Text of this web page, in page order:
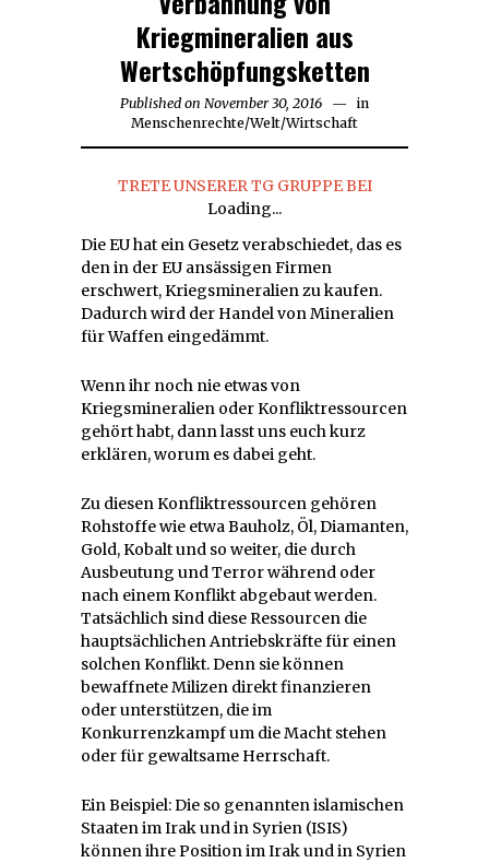
Kriegmineralien aus
Wertschöpfungsketten
Published on November 30, 2016 November
30,
2016
in
Menschenrechte/Welt/Wirtschaft
TRETE UNSERER TG GRUPPE BEI
Loading...
Die EU hat ein Gesetz verabschiedet, das es
den in der EU ansässigen Firmen
erschwert, Kriegsmineralien zu kaufen.
Dadurch wird der Handel von Mineralien
für Waffen eingedämmt.
Wenn ihr noch nie etwas von
Kriegsmineralien oder Konfliktressourcen
gehört habt, dann lasst uns euch kurz
erklären, worum es dabei geht.
Zu diesen Konfliktressourcen gehören
Rohstoffe wie etwa Bauholz, Öl, Diamanten,
Gold, Kobalt und so weiter, die durch
Ausbeutung und Terror während oder
nach einem Konflikt abgebaut werden.
Tatsächlich sind diese Ressourcen die
hauptsächlichen Antriebskräfte für einen
solchen Konflikt. Denn sie können
bewaffnete Milizen direkt finanzieren
oder unterstützen, die im
Konkurrenzkampf um die Macht stehen
oder für gewaltsame Herrschaft.
Ein Beispiel: Die so genannten islamischen
Staaten im Irak und in Syrien (ISIS)
können ihre Position im Irak und in Syrien